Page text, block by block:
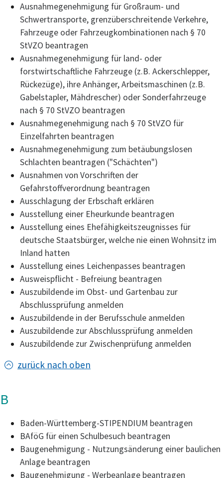
Ausnahmegenehmigung für Großraum- und
Schwertransporte, grenzüberschreitende Verkehre,
Fahrzeuge oder Fahrzeugkombinationen nach § 70
StVZO beantragen
Ausnahmegenehmigung für land- oder
forstwirtschaftliche Fahrzeuge (z.B. Ackerschlepper,
Rückezüge), ihre Anhänger, Arbeitsmaschinen (z.B.
Gabelstapler, Mähdrescher) oder Sonderfahrzeuge
nach § 70 StVZO beantragen
Ausnahmegenehmigung nach § 70 StVZO für
Einzelfahrten beantragen
Ausnahmegenehmigung zum betäubungslosen
Schlachten beantragen ("Schächten")
Ausnahmen von Vorschriften der
Gefahrstoffverordnung beantragen
Ausschlagung der Erbschaft erklären
Ausstellung einer Eheurkunde beantragen
Ausstellung eines Ehefähigkeitszeugnisses für
deutsche Staatsbürger, welche nie einen Wohnsitz im
Inland hatten
Ausstellung eines Leichenpasses beantragen
Ausweispflicht - Befreiung beantragen
Auszubildende im Obst- und Gartenbau zur
Abschlussprüfung anmelden
Auszubildende in der Berufsschule anmelden
Auszubildende zur Abschlussprüfung anmelden
Auszubildende zur Zwischenprüfung anmelden
zurück nach oben
B
Baden-Württemberg-STIPENDIUM beantragen
BAföG für einen Schulbesuch beantragen
Baugenehmigung - Nutzungsänderung einer baulichen
Anlage beantragen
Baugenehmigung - Werbeanlage beantragen